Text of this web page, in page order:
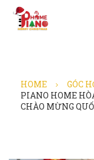
HOME GÓC
PIANO HOME
CHÀO MỪNG